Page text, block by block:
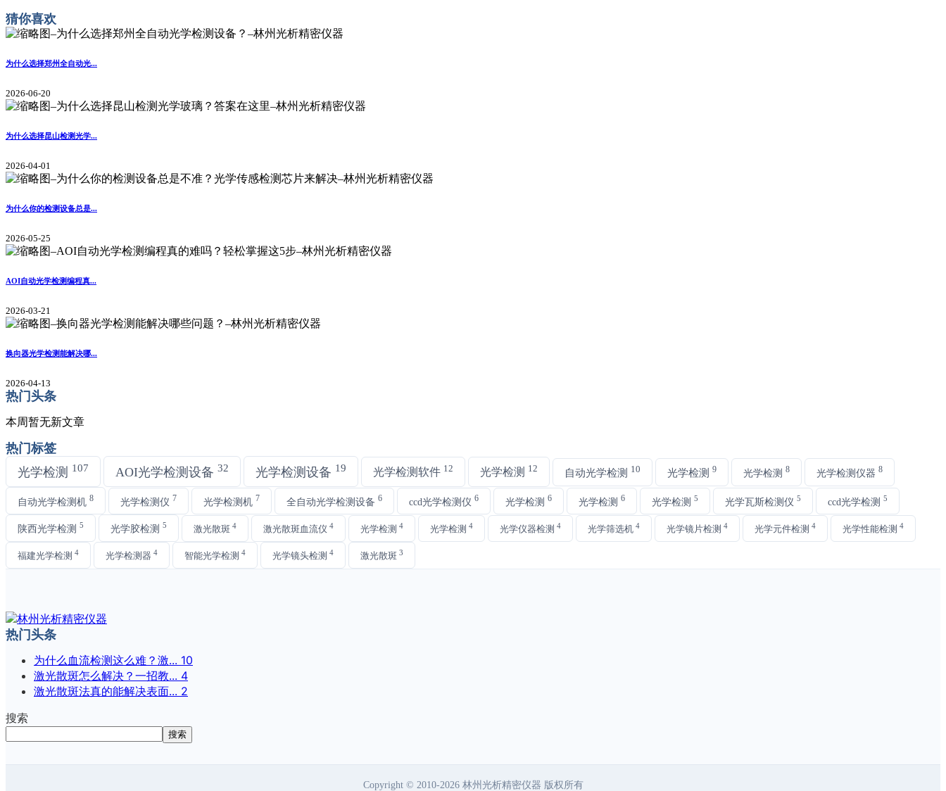
猜你喜欢
为什么选择郑州全自动光...
2026-06-20
为什么选择昆山检测光学...
2026-04-01
为什么你的检测设备总是...
2026-05-25
AOI自动光学检测编程真...
2026-03-21
换向器光学检测能解决哪...
2026-04-13
热门头条
本周暂无新文章
热门标签
光学检测
107 AOI光学检测设备 32 光学检测设备 19 光学检测软件 12 光学检测 12 自动光学检测 10 光学检测 9 光学检测 8 光学检测仪器 8
自动光学检测机 8 光学检测仪 7 光学检测机 7 全自动光学检测设备 6 ccd光学检测仪 6 光学检测 6 光学检测 6 光学检测 5 光学瓦斯检测仪 5 ccd光学检测 5
陕西光学检测 5 光学胶检测 5 激光散斑 4 激光散斑血流仪 4 光学检测 4 光学检测 4 光学仪器检测 4 光学筛选机 4 光学镜片检测 4 光学元件检测 4 光学性能检测 4
福建光学检测 4 光学检测器 4 智能光学检测 4 光学镜头检测 4 激光散斑 3
热门头条
为什么血流检测这么难？激... 10
激光散斑怎么解决？一招教... 4
激光散斑法真的能解决表面... 2
搜索
搜索
Copyright © 2010-2026 林州光析精密仪器 版权所有